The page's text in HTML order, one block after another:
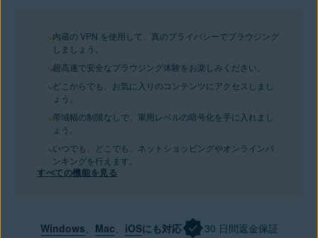
内蔵の VPN を使用して、真のプライバシーでブラウジング
しましょう。
超高速で安全なブラウジング体験をお楽しみください。
どこからでも、お気に入りのコンテンツにアクセスしまし
ょう。
帯域幅の制限なしで、軍用レベルの暗号化を手に入れまし
ょう。
いつでも、どこでも、ネットショッピングやオンラインバ
ンキングを行えます。
すべての機能を見る
Windows、 Mac、 iOSにも対応 30 日間返金保証